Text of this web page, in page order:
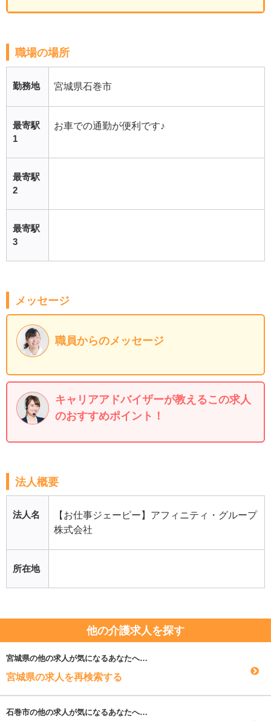
職場の場所
勤務地 宮城県石巻市
最寄駅
1
お車での通勤が便利です♪
最寄駅
2
最寄駅
3
メッセージ
職員からのメッセージ
キャリアアドバイザーが教えるこの求人
のおすすめポイント！
法人概要
法人名
【お仕事ジェーピー】アフィニティ・グループ
株式会社
所在地
他の介護求人を探す
宮城県の他の求人が気になるあなたへ…
宮城県の求人を再検索する
石巻市の他の求人が気になるあなたへ…